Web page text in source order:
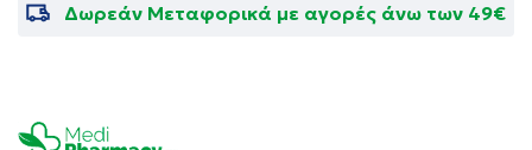
Δωρεάν Μεταφορικά με αγορές άνω των 49€